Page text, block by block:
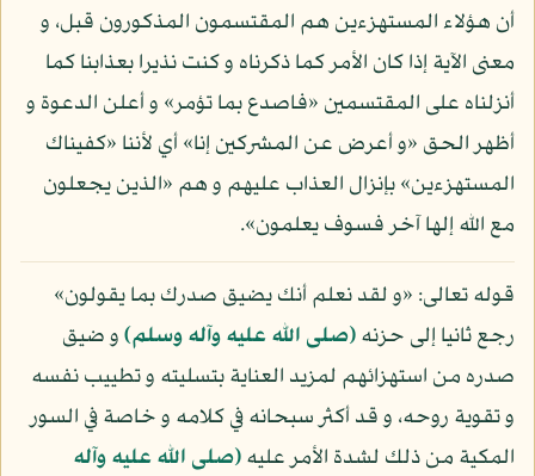
أن هؤلاء المستهزءين هم المقتسمون المذكورون قبل، و
معنى الآية إذا كان الأمر كما ذكرناه و كنت نذيرا بعذابنا كما
أنزلناه على المقتسمين «فاصدع بما تؤمر» و أعلن الدعوة و
أظهر الحق «و أعرض عن المشركين إنا» أي لأننا «كفيناك
المستهزءين» بإنزال العذاب عليهم و هم «الذين يجعلون
مع الله إلها آخر فسوف يعلمون».
قوله تعالى: «و لقد نعلم أنك يضيق صدرك بما يقولون»
رجع ثانيا إلى حزنه(صلى الله عليه وآله وسلم)و ضيق
صدره من استهزائهم لمزيد العناية بتسليته و تطييب نفسه
و تقوية روحه، و قد أكثر سبحانه في كلامه و خاصة في السور
المكية من ذلك لشدة الأمر عليه(صلى الله عليه وآله